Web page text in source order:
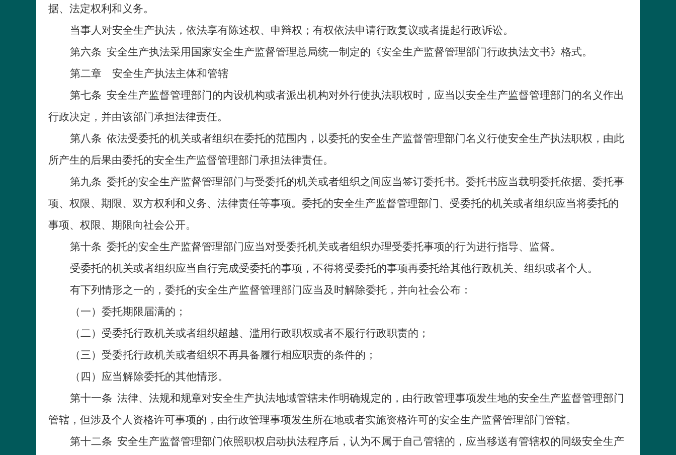
据、法定权利和义务。
当事人对安全生产执法，依法享有陈述权、申辩权；有权依法申请行政复议或者提起行政诉讼。
第六条 安全生产执法采用国家安全生产监督管理总局统一制定的《安全生产监督管理部门行政执法文书》格式。
第二章 安全生产执法主体和管辖
第七条 安全生产监督管理部门的内设机构或者派出机构对外行使执法职权时，应当以安全生产监督管理部门的名义作出
行政决定，并由该部门承担法律责任。
第八条 依法受委托的机关或者组织在委托的范围内，以委托的安全生产监督管理部门名义行使安全生产执法职权，由此
所产生的后果由委托的安全生产监督管理部门承担法律责任。
第九条 委托的安全生产监督管理部门与受委托的机关或者组织之间应当签订委托书。委托书应当载明委托依据、委托事
项、权限、期限、双方权利和义务、法律责任等事项。委托的安全生产监督管理部门、受委托的机关或者组织应当将委托的
事项、权限、期限向社会公开。
第十条 委托的安全生产监督管理部门应当对受委托机关或者组织办理受委托事项的行为进行指导、监督。
受委托的机关或者组织应当自行完成受委托的事项，不得将受委托的事项再委托给其他行政机关、组织或者个人。
有下列情形之一的，委托的安全生产监督管理部门应当及时解除委托，并向社会公布：
（一）委托期限届满的；
（二）受委托行政机关或者组织超越、滥用行政职权或者不履行行政职责的；
（三）受委托行政机关或者组织不再具备履行相应职责的条件的；
（四）应当解除委托的其他情形。
第十一条 法律、法规和规章对安全生产执法地域管辖未作明确规定的，由行政管理事项发生地的安全生产监督管理部门
管辖，但涉及个人资格许可事项的，由行政管理事项发生所在地或者实施资格许可的安全生产监督管理部门管辖。
第十二条 安全生产监督管理部门依照职权启动执法程序后，认为不属于自己管辖的，应当移送有管辖权的同级安全生产